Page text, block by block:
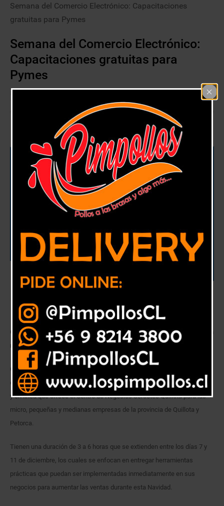
Semana del Comercio Electrónico: Capacitaciones
gratuitas para Pymes
Semana del Comercio Electrónico:
Capacitaciones gratuitas para
Pymes
Centro de Negocios Sercotec Quillota ofrece cursos para establecer un
negocio online.
Creación de una tienda en línea, marketing audiovisual, estrategias para
el cambio y costos y presupuestos para pymes son los cursos sin costo
y en línea que ofrece el Centro de Negocios Sercotec Quillota para las
micro, pequeñas y medianas empresas de la provincia de Quillota y
Petorca.
Tienen una duración de 3 a 6 horas que se extienden entre los días 7 y
11 de diciembre, los cuales se enfocan en entregar herramientas
prácticas que puedan ser implementadas inmediatamente en sus
negocios para aumentar las ventas durante esta Navidad.